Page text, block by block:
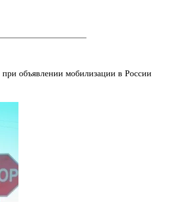
объявлении мобилизации в России